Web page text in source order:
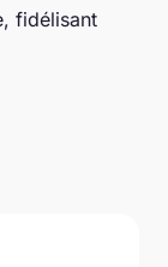
fidélisant